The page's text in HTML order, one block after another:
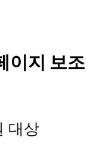
이지 보조
대상